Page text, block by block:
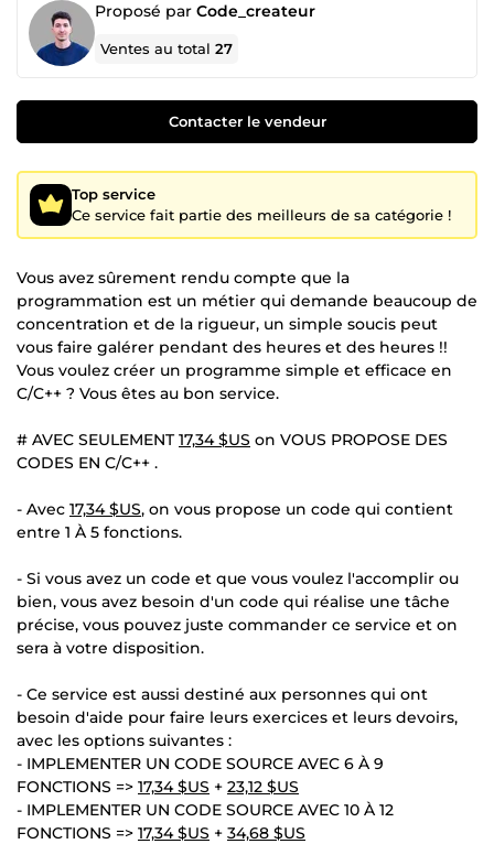
Proposé par Code_createur
Ventes au total27
Contacter le vendeur
Top service
Ce service fait partie des meilleurs de sa catégorie !
Vous avez sûrement rendu compte que la
programmation est un métier qui demande beaucoup de
concentration et de la rigueur, un simple soucis peut
vous faire galérer pendant des heures et des heures !!
Vous voulez créer un programme simple et efficace en
C/C++ ? Vous êtes au bon service.
# AVEC SEULEMENT17,34 $US on VOUS PROPOSE DES
CODES EN C/C++ .
- Avec 17,34 $US, on vous propose un code qui contient
entre 1 À 5 fonctions.
- Si vous avez un code et que vous voulez l'accomplir ou
bien, vous avez besoin d'un code qui réalise une tâche
précise, vous pouvez juste commander ce service et on
sera à votre disposition.
- Ce service est aussi destiné aux personnes qui ont
besoin d'aide pour faire leurs exercices et leurs devoirs,
avec les options suivantes :
- IMPLEMENTER UN CODE SOURCE AVEC 6 À 9
FONCTIONS => 17,34 $US + 23,12 $US
- IMPLEMENTER UN CODE SOURCE AVEC 10 À 12
FONCTIONS => 17,34 $US + 34,68 $US